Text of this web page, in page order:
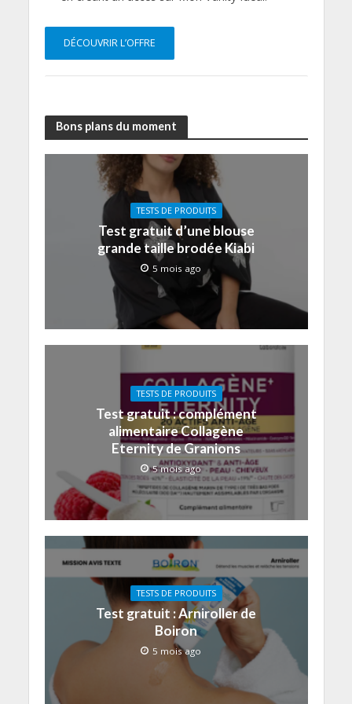
DÉCOUVRIR L’OFFRE
Bons plans du moment
TESTS DE PRODUITS
Test gratuit d’une blouse
grande taille brodée Kiabi
5 mois ago
TESTS DE PRODUITS
Test gratuit : complément
alimentaire Collagène
Eternity de Granions
5 mois ago
TESTS DE PRODUITS
Test gratuit : Arniroller de
Boiron
5 mois ago